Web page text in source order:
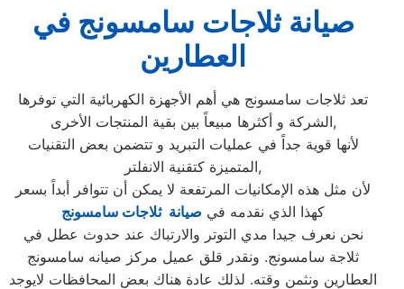
صيانة ثلاجات سامسونج في
العطارين
تعد ثلاجات سامسونج هي أهم الأجهزة الكهربائية التي توفرها
الشركة و أكثرها مبيعاً بين بقية المنتجات الأخرى,
لأنها قوية جداً في عمليات التبريد و تتضمن بعض التقنيات
المتميزة كتقنية الانفلتر,
لأن مثل هذه الإمكانيات المرتفعة لا يمكن أن تتوافر أبداً بسعر
كهذا الذي نقدمه في صيانة ثلاجات سامسونج
نحن نعرف جيدا مدي التوتر والارتباك عند حدوث عطل في
ثلاجة سامسونج. ونقدر قلق عميل مركز صيانه سامسونج
العطارين ونثمن وقته. لذلك عادة هناك بعض المحافظات لايوجد